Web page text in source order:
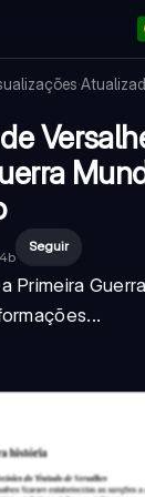
·
Seguir
Primeira